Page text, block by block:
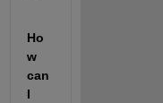
Ho
w
can
I